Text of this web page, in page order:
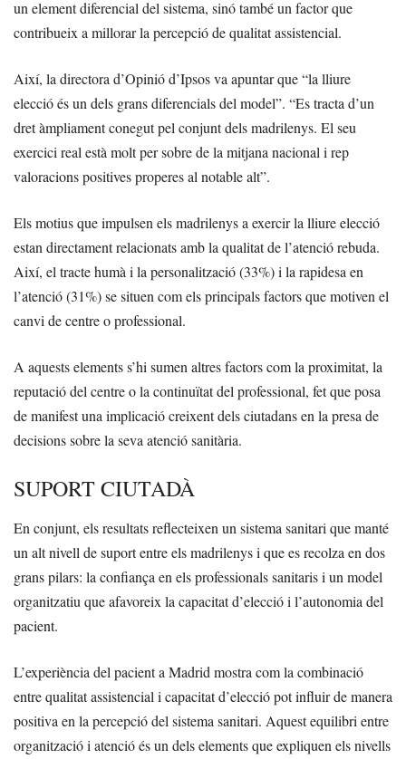
un element diferencial del sistema, sinó també un factor que
contribueix a millorar la percepció de qualitat assistencial.
Així, la directora d’Opinió d’Ipsos va apuntar que “la lliure
elecció és un dels grans diferencials del model”. “Es tracta d’un
dret àmpliament conegut pel conjunt dels madrilenys. El seu
exercici real està molt per sobre de la mitjana nacional i rep
valoracions positives properes al notable alt”.
Els motius que impulsen els madrilenys a exercir la lliure elecció
estan directament relacionats amb la qualitat de l’atenció rebuda.
Així, el tracte humà i la personalització (33%) i la rapidesa en
l’atenció (31%) se situen com els principals factors que motiven el
canvi de centre o professional.
A aquests elements s’hi sumen altres factors com la proximitat, la
reputació del centre o la continuïtat del professional, fet que posa
de manifest una implicació creixent dels ciutadans en la presa de
decisions sobre la seva atenció sanitària.
SUPORT CIUTADÀ
En conjunt, els resultats reflecteixen un sistema sanitari que manté
un alt nivell de suport entre els madrilenys i que es recolza en dos
grans pilars: la confiança en els professionals sanitaris i un model
organitzatiu que afavoreix la capacitat d’elecció i l’autonomia del
pacient.
L’experiència del pacient a Madrid mostra com la combinació
entre qualitat assistencial i capacitat d’elecció pot influir de manera
positiva en la percepció del sistema sanitari. Aquest equilibri entre
organització i atenció és un dels elements que expliquen els nivells